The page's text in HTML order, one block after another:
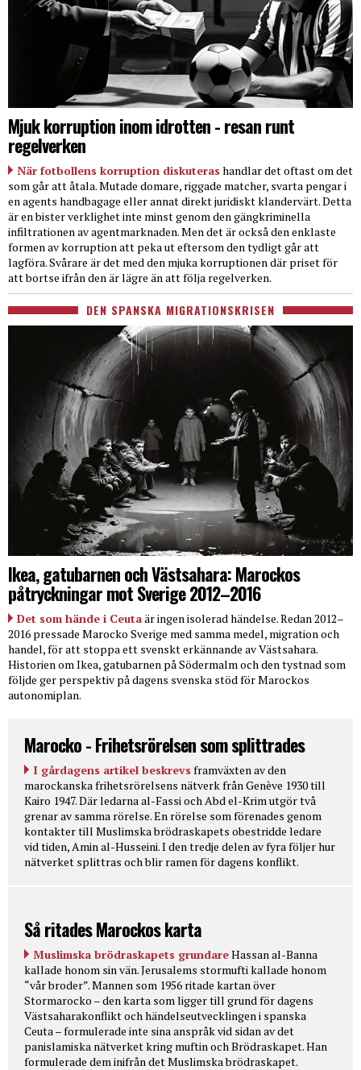
Mjuk korruption inom idrotten - resan runt
regelverken
När fotbollens korruption diskuteras handlar det oftast om det
som går att åtala. Mutade domare, riggade matcher, svarta pengar i
en agents handbagage eller annat direkt juridiskt klandervärt. Detta
är en bister verklighet inte minst genom den gängkriminella
infiltrationen av agentmarknaden. Men det är också den enklaste
formen av korruption att peka ut eftersom den tydligt går att
lagföra. Svårare är det med den mjuka korruptionen där priset för
att bortse ifrån den är lägre än att följa regelverken.
DEN SPANSKA MIGRATIONSKRISEN
Ikea, gatubarnen och Västsahara: Marockos
påtryckningar mot Sverige 2012–2016
Det som hände i Ceutaär ingen isolerad händelse. Redan 2012–
2016 pressade Marocko Sverige med samma medel, migration och
handel, för att stoppa ett svenskt erkännande av Västsahara.
Historien om Ikea, gatubarnen på Södermalm och den tystnad som
följde ger perspektiv på dagens svenska stöd för Marockos
autonomiplan.
Marocko - Frihetsrörelsen som splittrades
I gårdagens artikel beskrevs framväxten av den
marockanska frihetsrörelsens nätverk från Genève 1930 till
Kairo 1947. Där ledarna al-Fassi och Abd el-Krim utgör två
grenar av samma rörelse. En rörelse som förenades genom
kontakter till Muslimska brödraskapets obestridde ledare
vid tiden, Amin al-Husseini. I den tredje delen av fyra följer hur
nätverket splittras och blir ramen för dagens konflikt.
Så ritades Marockos karta
Muslimska brödraskapets grundareHassan al-Banna
kallade honom sin vän. Jerusalems stormufti kallade honom
“vår broder”. Mannen som 1956 ritade kartan över
Stormarocko – den karta som ligger till grund för dagens
Västsaharakonflikt och händelseutvecklingen i spanska
Ceuta – formulerade inte sina anspråk vid sidan av det
panislamiska nätverket kring muftin och Brödraskapet. Han
formulerade dem inifrån det Muslimska brödraskapet.